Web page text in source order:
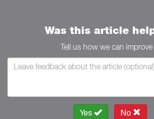
Was this article
Tell us how we can improve
Yes No